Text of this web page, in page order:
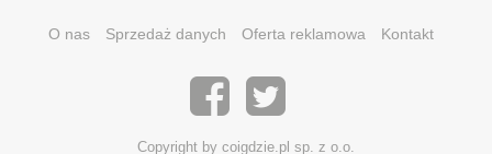
O nas Sprzedaż danych Oferta reklamowa Kontakt
Copyright by coigdzie.pl sp. z o.o.